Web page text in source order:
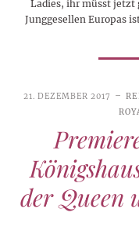
Ladies, ihr müsst jetzt
Junggesellen Europas
21. DEZEMBER 2017
der Queen